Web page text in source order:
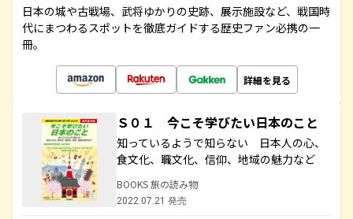
日本の城や古戦場、武将ゆかりの史跡、展示施設など、戦国時
代にまつわるスポットを徹底ガイドする歴史ファン必携の一
冊。
詳細を見る
Ｓ０１ 今こそ学びたい日本のこと
知っているようで知らない 日本人の心、
食文化、職文化、信仰、地域の魅力など
BOOKS 旅の読み物
2022.07.21 発売